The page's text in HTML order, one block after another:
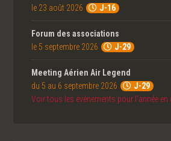
le 23 août 2026
J-16
Forum des associations
le 5 septembre 2026
J-29
Meeting Aérien Air Legend
du 5 au 6 septembre 2026
J-29
Voir tous les évènements pour l'année en